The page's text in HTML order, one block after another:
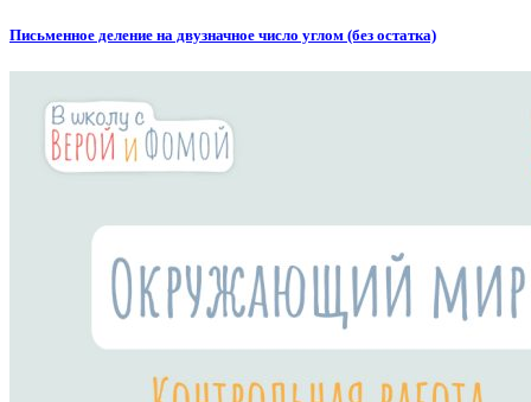
Письменное деление на двузначное число углом (без остатка)